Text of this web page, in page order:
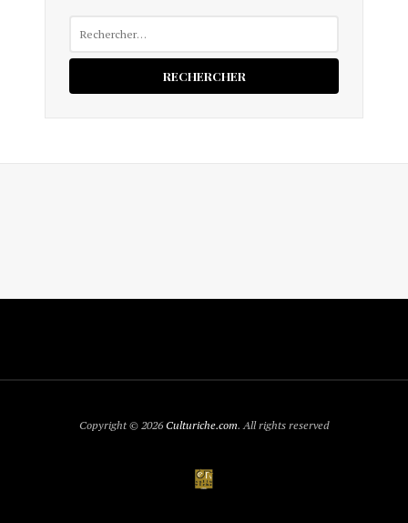
Copyright © 2026Culturiche.com. All rights reserved